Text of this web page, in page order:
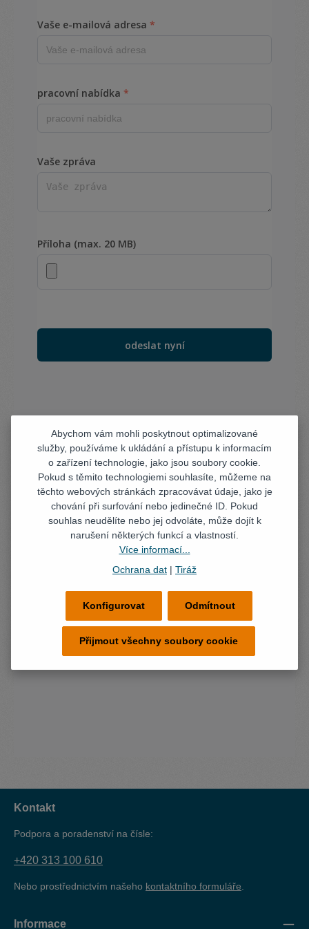
Kontakt
Podpora a poradenství na čísle:
+420 313 100 610
Nebo prostřednictvím našeho kontaktního formuláře
Informace
Abychom vám mohli poskytnout optimalizované
služby, používáme k ukládání a přístupu k informacím
o zařízení technologie, jako jsou soubory cookie.
Pokud s těmito technologiemi souhlasíte, můžeme na
těchto webových stránkách zpracovávat údaje, jako je
chování při surfování nebo jedinečné ID. Pokud
souhlas neudělíte nebo jej odvoláte, může dojít k
narušení některých funkcí a vlastností.
Více informací...
Ochrana dat | Tiráž
Odmítnout
Konfigurovat
Přijmout všechny soubory cookie